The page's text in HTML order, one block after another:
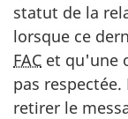
statut de la
lorsque ce
FAC et qu'une
pas respectée.
retirer le